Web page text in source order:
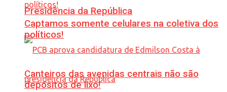
Presidência da República
Captamos somente celulares na coletiva dos
políticos!
Canteiros das avenidas centrais não são
depósitos de lixo!